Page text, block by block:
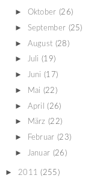
► Oktober (26)
► September (25)
► August (28)
► Juli (19)
► Juni (17)
► Mai (22)
► April (26)
► März (22)
► Februar (23)
► Januar (26)
► 2011 (255)